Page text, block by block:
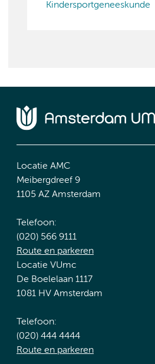
Kindersportgeneeskunde
Locatie AMC
Meibergdreef 9
1105 AZ Amsterdam
Telefoon:
(020) 566 9111
Route en parkeren
Locatie VUmc
De Boelelaan 1117
1081 HV Amsterdam
Telefoon:
(020) 444 4444
Route en parkeren